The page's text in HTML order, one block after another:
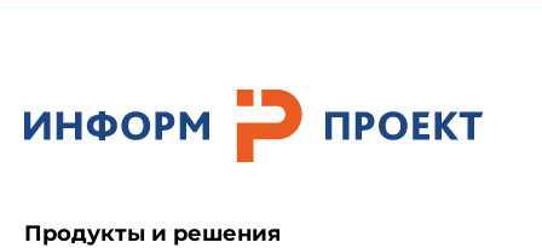
Продукты и решения